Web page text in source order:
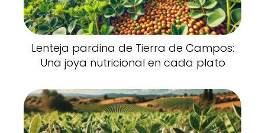
Lenteja pardina de Tierra de Campos:
Una joya nutricional en cada plato